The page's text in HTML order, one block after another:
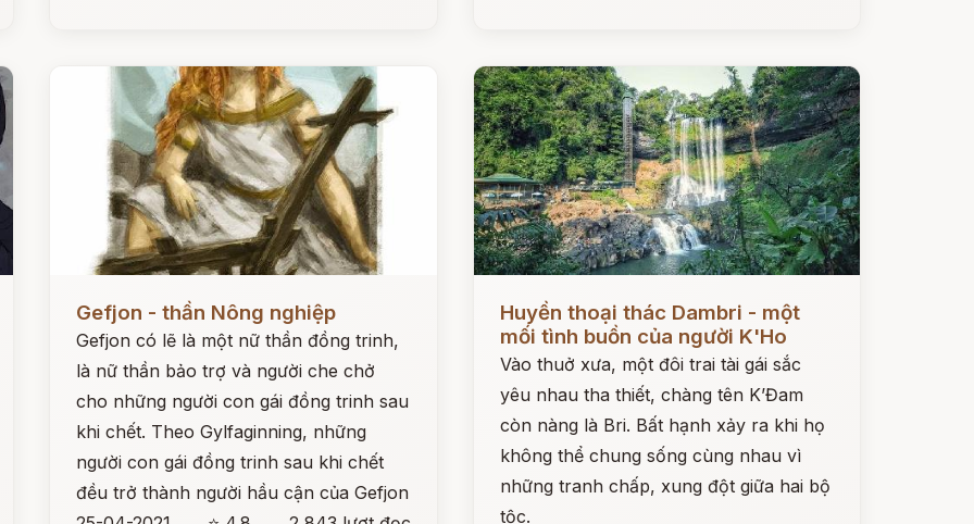
Gefjon - thần Nông nghiệp
Gefjon có lẽ là một nữ thần đồng trinh,
là nữ thần bảo trợ và người che chở
cho những người con gái đồng trinh sau
khi chết. Theo Gylfaginning, những
người con gái đồng trinh sau khi chết
đều trở thành người hầu cận của Gefjon
Đọc ngay
Huyền thoại thác Dambri - một
mối tình buồn của người K'Ho
Vào thuở xưa, một đôi trai tài gái sắc
yêu nhau tha thiết, chàng tên K’Đam
còn nàng là Bri. Bất hạnh xảy ra khi họ
không thể chung sống cùng nhau vì
những tranh chấp, xung đột giữa hai bộ
tộc.